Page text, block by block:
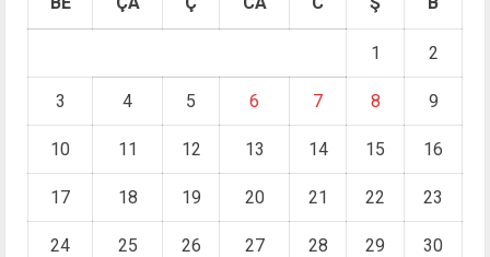
1 2
3 4 5 6 7 8 9
10 11 12 13 14 15 16
17 18 19 20 21 22 23
24 25 26 27 28 29 30